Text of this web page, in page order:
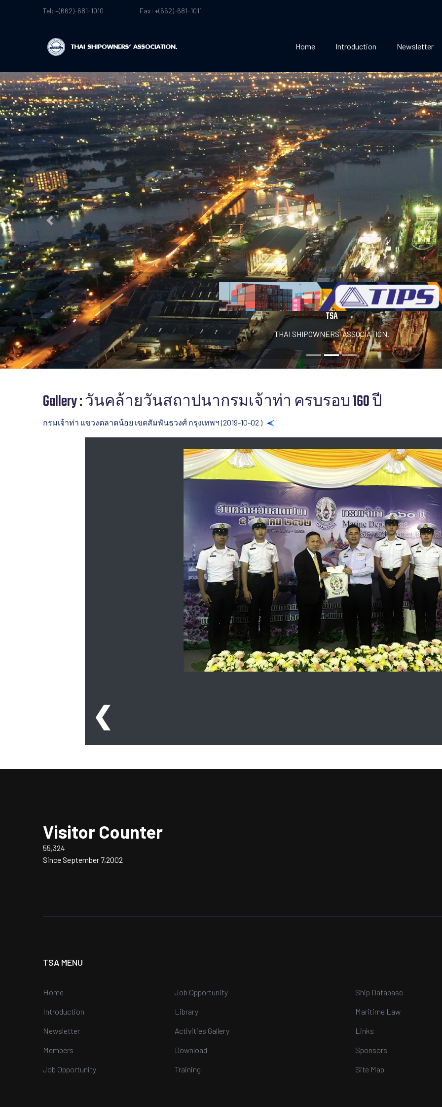
Tel: +(662)-681-1010 Fax: +(662)-681-1011
Home Introduction Newsletter
TSA
THAI SHIPOWNERS' ASSOCIATION.
Previous
Gallery : วันคล้ายวันสถาปนากรมเจ้าท่า ครบรอบ 160 ปี
กรมเจ้าท่า แขวงตลาดน้อย เขตสัมพันธวงศ์ กรุงเทพฯ (2019-10-02 )
❮
Visitor Counter
55,324
Since September 7,2002
TSA MENU
Home
Introduction
Newsletter
Members
Job Opportunity
Job Opportunity
Library
Activities Gallery
Download
Training
Ship Database
Maritime Law
Links
Sponsors
Site Map